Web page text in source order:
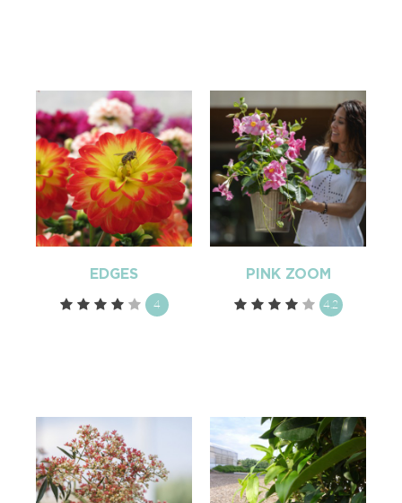
EDGES
4
PINK ZOOM
4.2